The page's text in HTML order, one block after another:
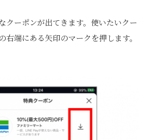
クーポンが出てきます。使いたいクー
右端にある矢印のマークを押します。